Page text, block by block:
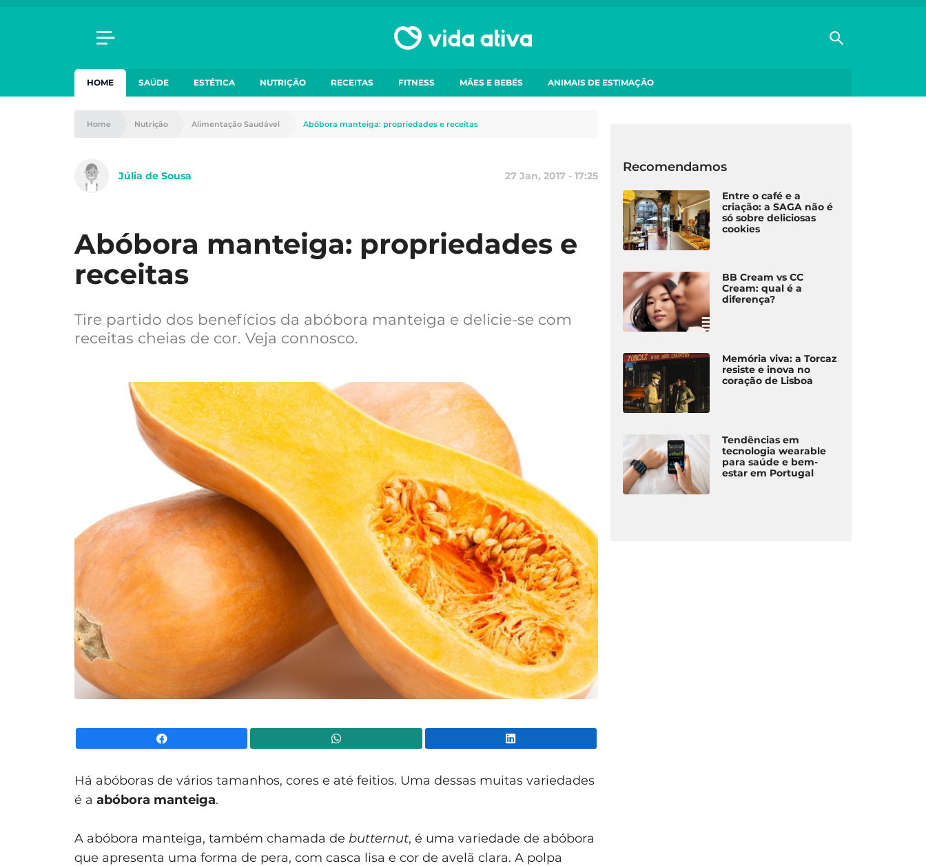
HOME SAÚDE ESTÉTICA NUTRIÇÃO RECEITAS FITNESS MÃES E BEBÉS ANIMAIS DE ESTIMAÇÃO
Home Nutrição Alimentação Saudável Abóbora manteiga: propriedades e receitas
Júlia de Sousa 27 Jan, 2017 - 17:25
Abóbora manteiga: propriedades e
receitas
Tire partido dos benefícios da abóbora manteiga e delicie-se com
receitas cheias de cor. Veja connosco.
Há abóboras de vários tamanhos, cores e até feitios. Uma dessas muitas variedades
é a abóbora manteiga.
A abóbora manteiga, também chamada de butternut, é uma variedade de abóbora
que apresenta uma forma de pera, com casca lisa e cor de avelã clara. A polpa
Recomendamos
Entre o café e a
criação: a SAGA não é
só sobre deliciosas
cookies
BB Cream vs CC
Cream: qual é a
diferença?
Memória viva: a Torcaz
resiste e inova no
coração de Lisboa
Tendências em
tecnologia wearable
para saúde e bem-
estar em Portugal